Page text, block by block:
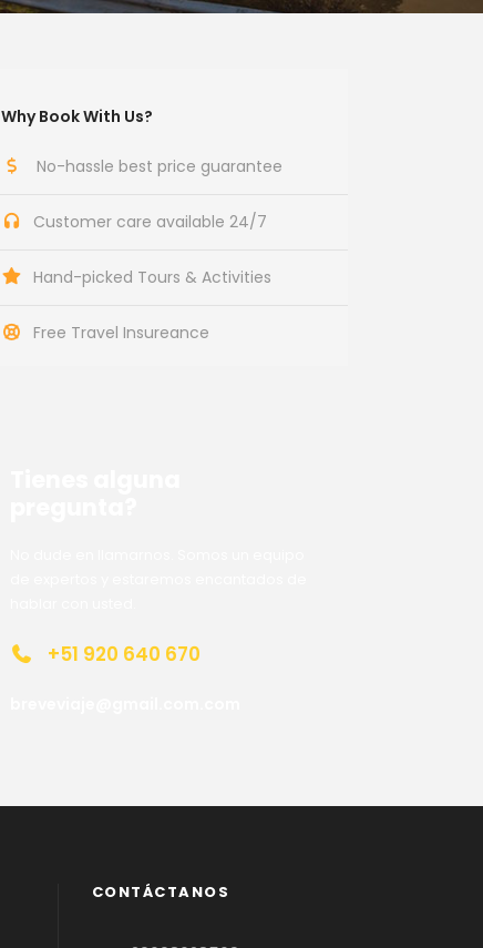
Why Book With Us?
No-hassle best price guarantee
Customer care available 24/7
Hand-picked Tours & Activities
Free Travel Insureance
+51 920 640 670
CONTÁCTANOS